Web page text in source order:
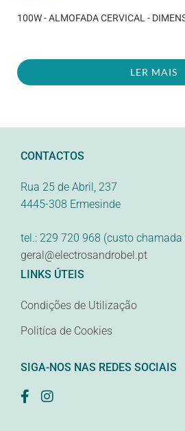
100W - ALMOFADA CERVICAL -
LER MAIS
CONTACTOS
Rua 25 de Abril, 237
4445-308 Ermesinde
tel.: 229 720 968 (custo chamada
geral@electrosandrobel.pt
LINKS ÚTEIS
Condições de Utilização
Politíca de Cookies
SIGA-NOS NAS REDES SOCIAIS